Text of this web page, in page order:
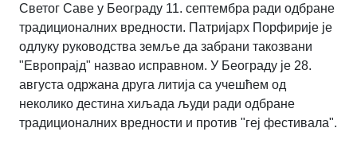
Светог Саве у Београду 11. септембра ради одбране
традиционалних вредности. Патријарх Порфирије је
одлуку руководства земље да забрани такозвани
"Европрајд" назвао исправном. У Београду је 28.
августа одржана друга литија са учешћем од
неколико дестина хиљада људи ради одбране
традиционалних вредности и против "геј фестивала".